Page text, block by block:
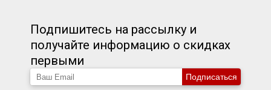
Подпишитесь на рассылку и
получайте информацию о скидках
первыми
Подписаться